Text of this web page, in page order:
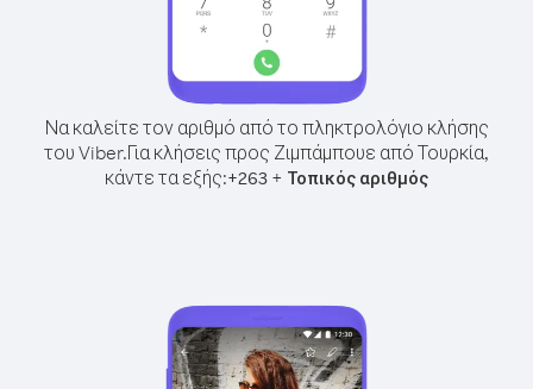
Να καλείτε τον αριθμό από το πληκτρολόγιο κλήσης
του Viber.Για κλήσεις προς Ζιμπάμπουε από Τουρκία,
κάντε τα εξής:+263 + Τοπικός αριθμός